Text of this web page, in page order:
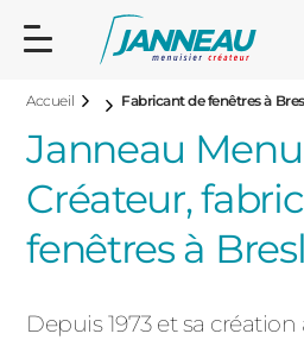
Accueil Fabricant de fenêtres à
Janneau
Créateur,
fenêtres à
Depuis 1973 et sa
FENÊTRES ET PORTES-
BAIES VITRÉES